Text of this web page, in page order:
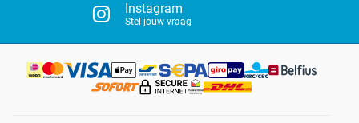
Instagram
Stel jouw vraag